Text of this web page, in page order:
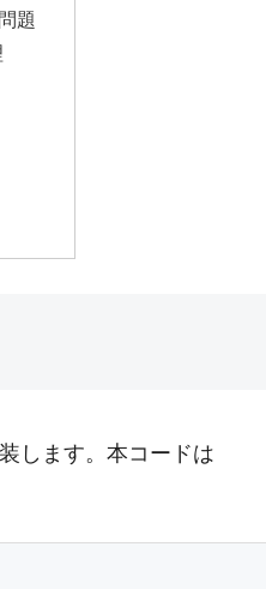
題
します。本コードは